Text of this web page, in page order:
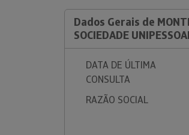
Dados Gerais de
SOCIEDADE
DATA DE ÚLTIMA
CONSULTA
RAZÃO SOCIAL